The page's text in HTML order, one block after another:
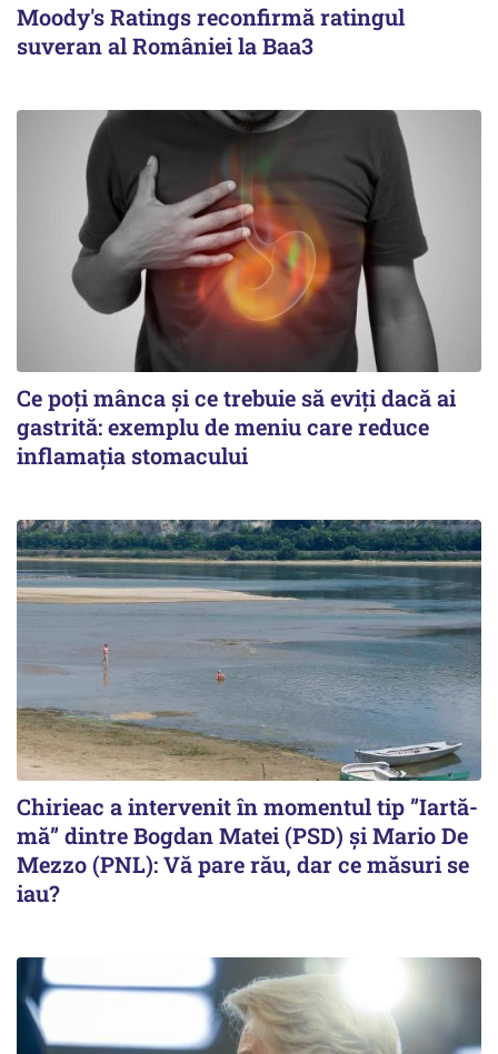
Moody's Ratings reconfirmă ratingul
suveran al României la Baa3
Ce poți mânca și ce trebuie să eviți dacă ai
gastrită: exemplu de meniu care reduce
inflamația stomacului
Chirieac a intervenit în momentul tip ”Iartă-
mă” dintre Bogdan Matei (PSD) și Mario De
Mezzo (PNL): Vă pare rău, dar ce măsuri se
iau?